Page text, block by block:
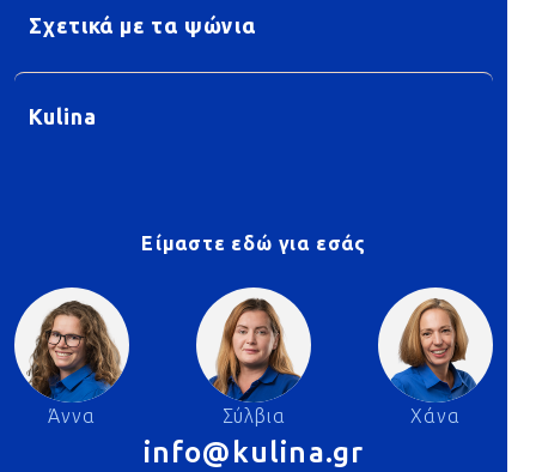
Σχετικά με τα ψώνια
Kulina
Είμαστε εδώ για εσάς
Άννα Σύλβια Χάνα
info@kulina.gr